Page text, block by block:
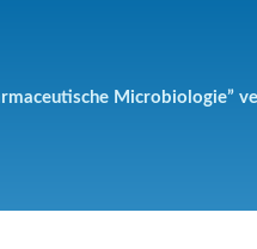
Microbiologie”